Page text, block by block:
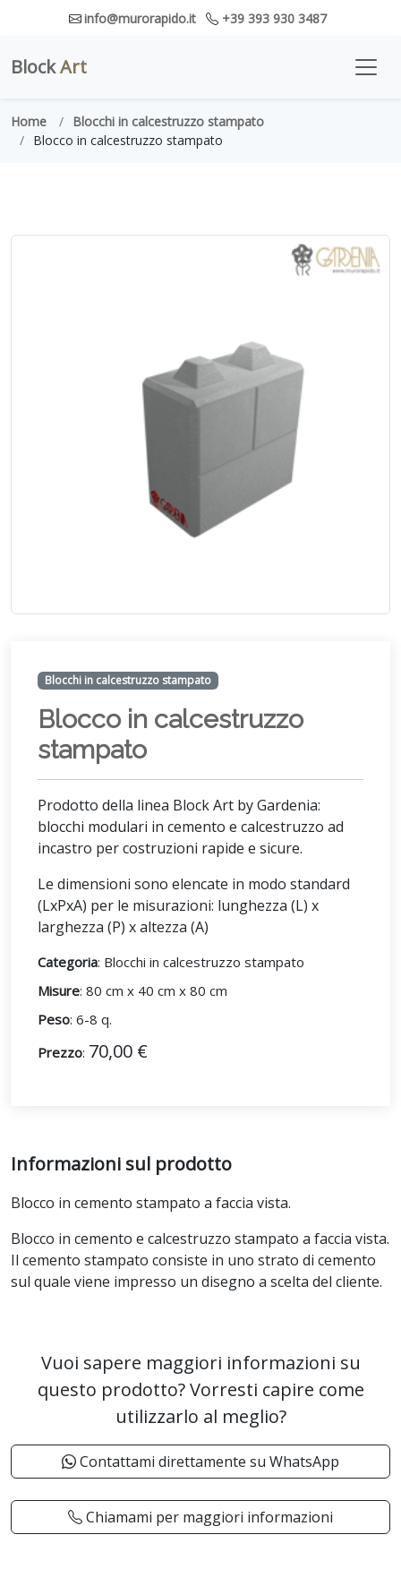
info@murorapido.it +39 393 930 3487
BlockArt
Home
Blocchi in calcestruzzo stampato
Blocco in calcestruzzo stampato
Blocchi in calcestruzzo stampato
Blocco in calcestruzzo
stampato
Prodotto della linea Block Art by Gardenia:
blocchi modulari in cemento e calcestruzzo ad
incastro per costruzioni rapide e sicure.
Le dimensioni sono elencate in modo standard
(LxPxA) per le misurazioni: lunghezza (L) x
larghezza (P) x altezza (A)
Categoria: Blocchi in calcestruzzo stampato
Misure: 80 cm x 40 cm x 80 cm
Peso: 6-8 q.
Prezzo: 70,00 €
Informazioni sul prodotto
Blocco in cemento stampato a faccia vista.
Blocco in cemento e calcestruzzo stampato a faccia vista.
Il cemento stampato consiste in uno strato di cemento
sul quale viene impresso un disegno a scelta del cliente.
Vuoi sapere maggiori informazioni su
questo prodotto? Vorresti capire come
utilizzarlo al meglio?
Contattami direttamente su WhatsApp
Chiamami per maggiori informazioni